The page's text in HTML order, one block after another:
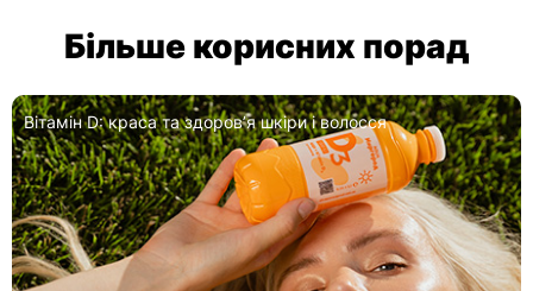
Більше корисних порад
Вітамін D: краса та здоровʼя шкіри і волосся